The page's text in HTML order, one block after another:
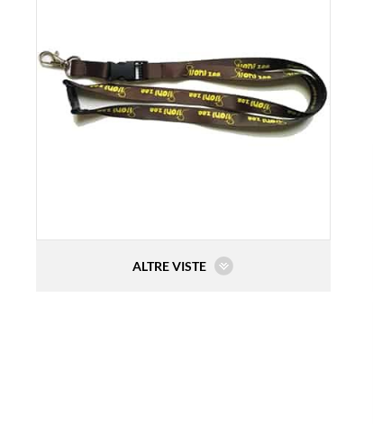
ALTRE VISTE